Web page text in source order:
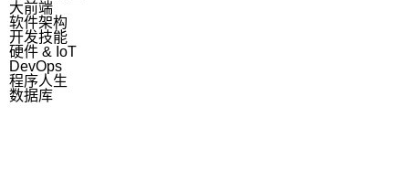
大前端
软件架构
开发技能
硬件 & IoT
DevOps
程序人生
数据库